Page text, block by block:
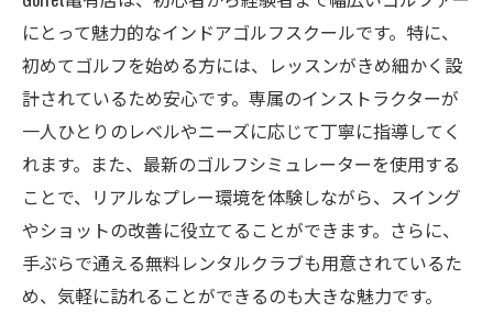
最新設備を完備！高品質な練習環境
手ぶらでOK！レンタルクラブも充実
個別指導でスキルを効率的に向上
週末だけじゃない！通いやすい営業時間
通いやすさが魅力！定額制プランの詳細
常に快適な温度管理！年間通して練習可能
定額制でお得にゴルフレッスン亀有のおすすめ
インドアゴルフスクール
定額制の魅力！無制限でレッスン受講可能
にとって魅力的なインドアゴルフスクールです。特に、
初めてゴルフを始める方には、レッスンがきめ細かく設
計されているため安心です。専属のインストラクターが
一人ひとりのレベルやニーズに応じて丁寧に指導してく
れます。また、最新のゴルフシミュレーターを使用する
ことで、リアルなプレー環境を体験しながら、スイング
やショットの改善に役立てることができます。さらに、
手ぶらで通える無料レンタルクラブも用意されているた
め、気軽に訪れることができるのも大きな魅力です。